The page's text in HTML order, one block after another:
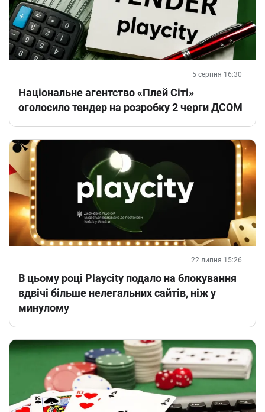
5 серпня 16:30
Національне агентство «Плей Сіті»
оголосило тендер на розробку 2 черги ДСОМ
22 липня 15:26
В цьому році Playcity подало на блокування
вдвічі більше нелегальних сайтів, ніж у
минулому